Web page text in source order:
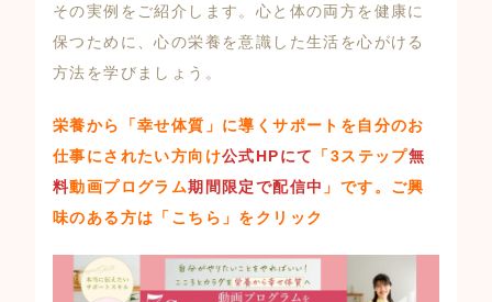
その実例をご紹介します。心と体の両方を健康に
保つために、心の栄養を意識した生活を心がける
方法を学びましょう。
栄養から「幸せ体質」に導くサポートを自分のお
仕事にされたい方向け公式HPにて 「3ステップ無
料動画プログラム期間限定で配信中 」 です。ご興
味のある方は 「こちら」 をクリック